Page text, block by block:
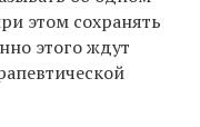
этом сохранять
этого ждут